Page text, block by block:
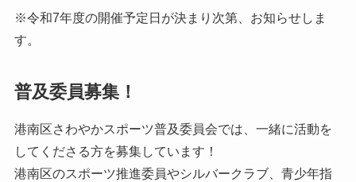
※令和7年度の開催予定日が決まり次第、お知らせしま
す。
普及委員募集！
港南区さわやかスポーツ普及委員会では、一緒に活動を
してくださる方を募集しています！
港南区のスポーツ推進委員やシルバークラブ、青少年指